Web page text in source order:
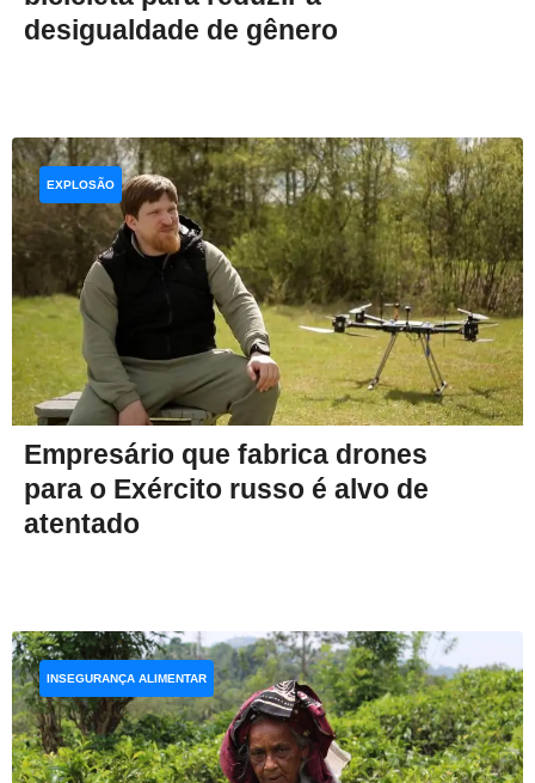
desigualdade de gênero
Empresário que fabrica drones
para o Exército russo é alvo de
atentado
EXPLOSÃO
INSEGURANÇA ALIMENTAR